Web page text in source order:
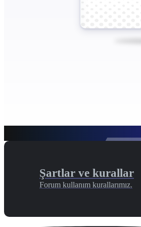
Şartlar ve kurallar
Forum kullanım kurallarımız.